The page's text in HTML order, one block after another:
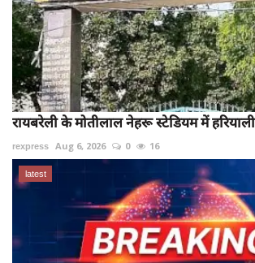
रायबरेली के मोतीलाल नेहरू स्टेडियम में
rexpress Aug 6, 2026 0 16
latest